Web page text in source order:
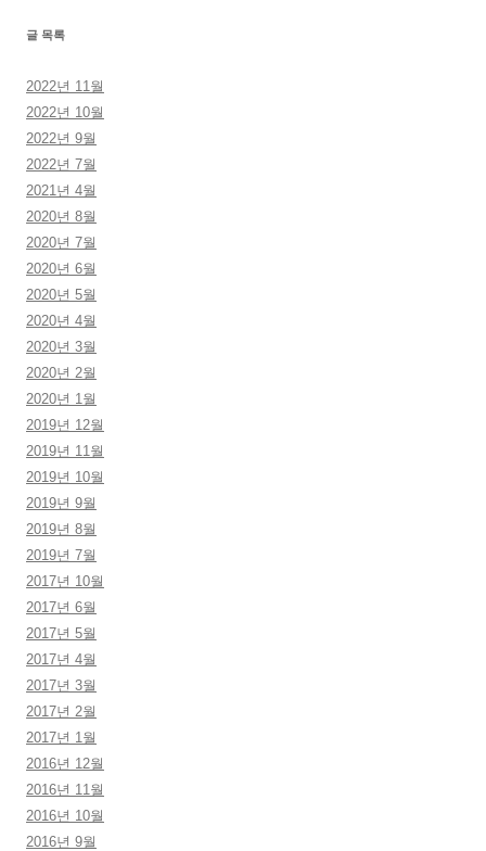
글 목록
2022년 11월
2022년 10월
2022년 9월
2022년 7월
2021년 4월
2020년 8월
2020년 7월
2020년 6월
2020년 5월
2020년 4월
2020년 3월
2020년 2월
2020년 1월
2019년 12월
2019년 11월
2019년 10월
2019년 9월
2019년 8월
2019년 7월
2017년 10월
2017년 6월
2017년 5월
2017년 4월
2017년 3월
2017년 2월
2017년 1월
2016년 12월
2016년 11월
2016년 10월
2016년 9월